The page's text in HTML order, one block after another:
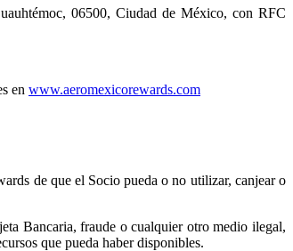
06500, Ciudad de México, con RFC
en www.aeromexicorewards.com
de que el Socio pueda o no utilizar, canjear o
Bancaria, fraude o cualquier otro medio ilegal,
que pueda haber disponibles.